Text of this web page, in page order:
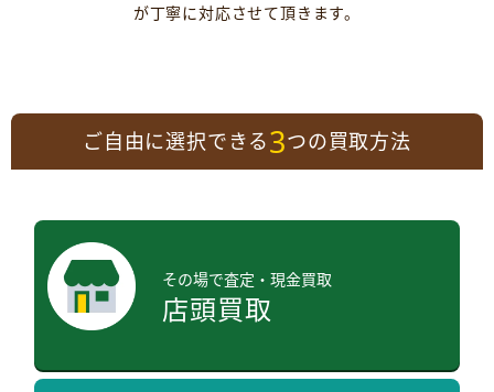
が丁寧に対応させて頂きます。
ご自由に選択できる3つの買取方法
その場で査定・現金買取
店頭買取